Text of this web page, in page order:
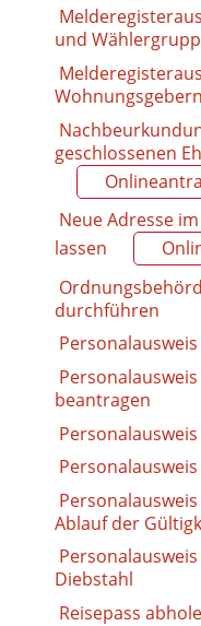
und
geschlossenen
Neue Adresse
lassen
durchführen
beantragen
Ablauf der
Diebstahl
Reisepass